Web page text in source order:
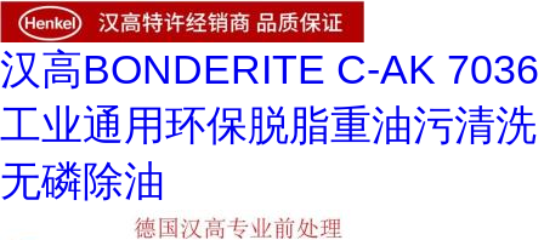
汉高BONDERITE C-AK 7036
工业通用环保脱脂重油污清洗
无磷除油